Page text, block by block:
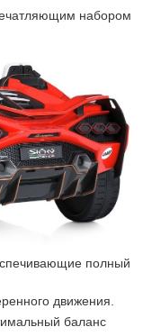
набором
полный
движения.
баланс